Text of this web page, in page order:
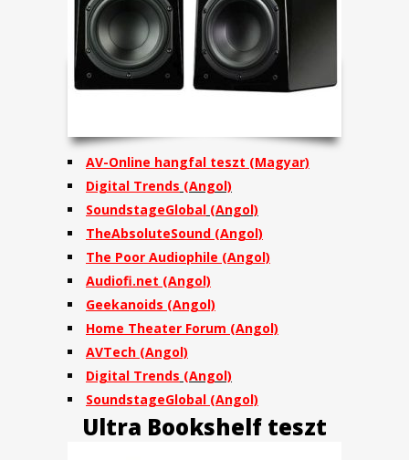
AV-Online hangfal teszt (Magyar)
Digital Trends (Angol)
SoundstageGlobal (Angol)
TheAbsoluteSound (Angol)
The Poor Audiophile (Angol)
Audiofi.net (Angol)
Geekanoids (Angol)
Home Theater Forum (Angol)
AVTech (Angol)
Digital Trends (Angol)
SoundstageGlobal (Angol)
Ultra Bookshelf teszt